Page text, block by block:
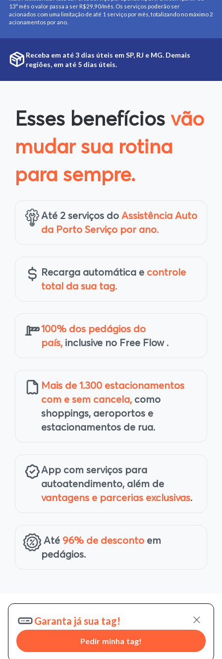
13º mês o valor passa a ser R$29,90/mês. Os serviços poderão ser
acionados com uma limitação de até 1 serviço por mês, totalizando no máximo 2
acionamentos por ano.
Receba em até 3 dias úteis em SP, RJ e MG. Demais
regiões, em até 5 dias úteis.
Esses benefícios vão
mudar sua rotina
para sempre.
Até 2 serviços do Assistência Auto
da Porto Serviço por ano.
Recarga automática e controle
total da sua tag.
100% dos pedágios do
país, inclusive no Free Flow .
Mais de 1.300 estacionamentos
com e sem cancela, como
shoppings, aeroportos e
estacionamentos de rua.
App com serviços para
autoatendimento, além de
vantagens e parcerias exclusivas.
Até 96% de desconto em
pedágios.
Garanta já sua tag!
Pedir minha tag!